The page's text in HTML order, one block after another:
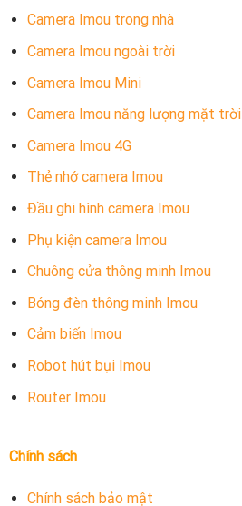
Camera Imou trong nhà
Camera Imou ngoài trời
Camera Imou Mini
Camera Imou năng lượng mặt trời
Camera Imou 4G
Thẻ nhớ camera Imou
Đầu ghi hình camera Imou
Phụ kiện camera Imou
Chuông cửa thông minh Imou
Bóng đèn thông minh Imou
Cảm biến Imou
Robot hút bụi Imou
Router Imou
Chính sách
Chính sách bảo mật